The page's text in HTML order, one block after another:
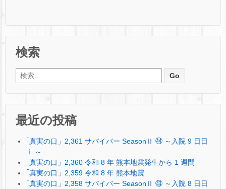
検索
検索:
最近の投稿
｢真実の口」2,361 サバイバー SeasonⅡ ㊹ ～入院 9 日日
ⅰ ～
｢真実の口」2,360 令和 8 年 熊本地震発生から 1 週間
｢真実の口」2,359 令和 8 年 熊本地震
｢真実の口」2,358 サバイバー SeasonⅡ ㊸ ～入院 8 日日